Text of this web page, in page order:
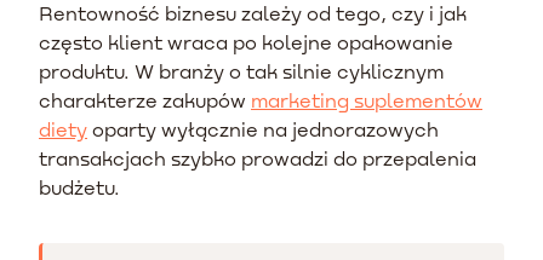
Rentowność biznesu zależy od tego, czy i jak
często klient wraca po kolejne opakowanie
produktu. W branży o tak silnie cyklicznym
charakterze zakupów marketing suplementów
diety oparty wyłącznie na jednorazowych
transakcjach szybko prowadzi do przepalenia
budżetu.